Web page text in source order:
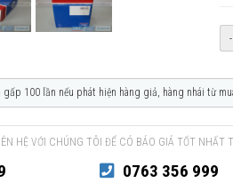
-
100 lần nếu phát hiện hàng giả, hàng nhái từ
HỆ VỚI CHÚNG TÔI ĐỂ CÓ BÁO GIÁ TỐT NHẤT
0763 356 999